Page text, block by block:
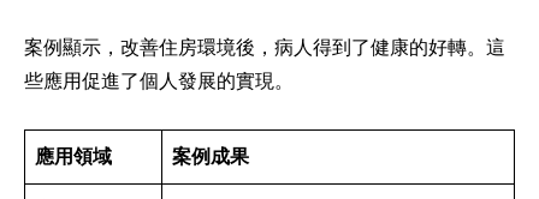
案例顯示，改善住房環境後，病人得到了健康的好轉。這
些應用促進了個人發展的實現。
應用領域 案例成果